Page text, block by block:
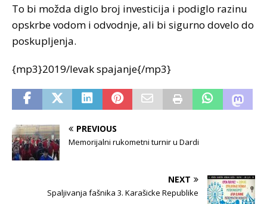
To bi možda diglo broj investicija i podiglo razinu
opskrbe vodom i odvodnje, ali bi sigurno dovelo do
poskupljenja.
{mp3}2019/levak spajanje{/mp3}
PREVIOUS
Memorijalni rukometni turnir u Dardi
NEXT
Spaljivanja fašnika 3. Karašicke Republike